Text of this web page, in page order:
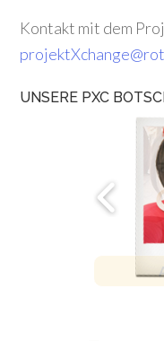
Kontakt mit dem
UNSERE PXC